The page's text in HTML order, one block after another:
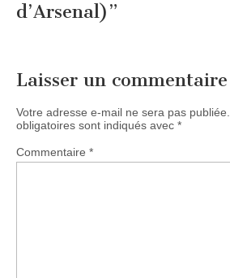
d’Arsenal)”
Laisser un commentaire
Votre adresse e-mail ne sera pas publiée.
obligatoires sont indiqués avec *
Commentaire *